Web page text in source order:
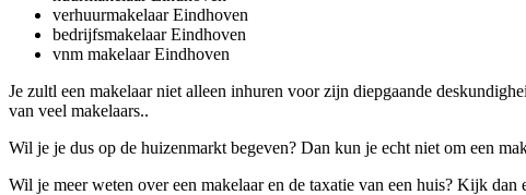
verhuurmakelaar Eindhoven
bedrijfsmakelaar Eindhoven
vnm makelaar Eindhoven
Je zultl een makelaar niet alleen inhuren voor zijn diepgaande
van veel makelaars..
Wil je je dus op de huizenmarkt begeven? Dan kun je echt niet om een
Wil je meer weten over een makelaar en de taxatie van een huis? Kijk